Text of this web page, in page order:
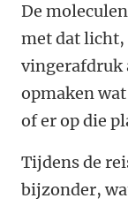
De
met dat licht,
vingerafdruk
opmaken
of er op die
Tijdens de
bijzonder,